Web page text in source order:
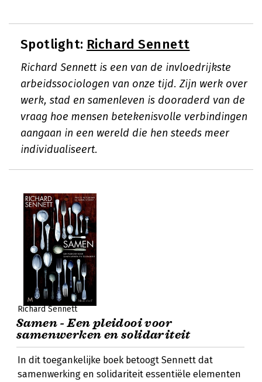
Spotlight: Richard Sennett
Richard Sennett is een van de invloedrijkste
arbeidssociologen van onze tijd. Zijn werk over
werk, stad en samenleven is dooraderd van de
vraag hoe mensen betekenisvolle verbindingen
aangaan in een wereld die hen steeds meer
individualiseert.
Richard Sennett
Samen - Een pleidooi voor
samenwerken en solidariteit
In dit toegankelijke boek betoogt Sennett dat
samenwerking en solidariteit essentiële elementen